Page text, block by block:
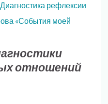
рефлексии
«События моей
отношений